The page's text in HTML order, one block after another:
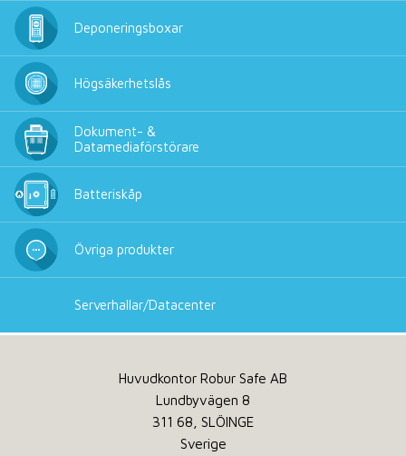
Deponeringsboxar
Högsäkerhetslås
Dokument- &
Datamediaförstörare
Batteriskåp
Övriga produkter
Serverhallar/Datacenter
Huvudkontor Robur Safe AB
Lundbyvägen 8
311 68, SLÖINGE
Sverige